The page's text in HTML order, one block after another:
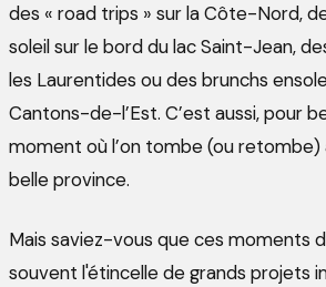
des « road trips » sur la Côte-Nord,
soleil sur le bord du lac Saint-Jean,
les Laurentides ou des brunchs
Cantons-de-l’Est. C’est aussi, pour
moment où l’on tombe (ou
belle province.
Mais saviez-vous que ces moments
souvent l'étincelle de grands projets